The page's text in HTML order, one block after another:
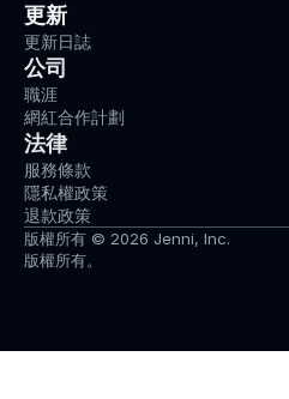
更新
更新日誌
公司
職涯
網紅合作計劃
法律
服務條款
隱私權政策
退款政策
版權所有 © 2026 Jenni, Inc.
版權所有。